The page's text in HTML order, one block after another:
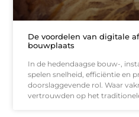
De voordelen van digitale
bouwplaats
In de hedendaagse bouw-,
spelen snelheid, efficiëntie en
doorslaggevende rol. Waar
vertrouwden op het